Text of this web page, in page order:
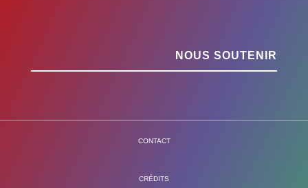
NOUS SOUTENIR
CONTACT
CRÉDITS